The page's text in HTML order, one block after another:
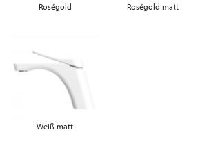
Roségold Roségold matt
Weiß matt